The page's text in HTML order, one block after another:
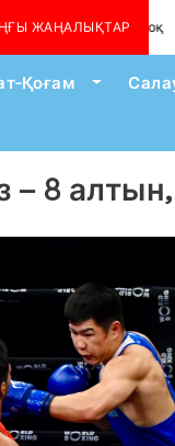
ЖАҢАЛЫҚТАР
жоқ
Қоғам Toggle
– 8